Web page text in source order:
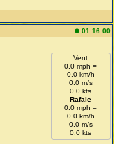
01:16:00
Vent
0.0 mph =
0.0 km/h
0.0 m/s
0.0 kts
Rafale
0.0 mph =
0.0 km/h
0.0 m/s
0.0 kts